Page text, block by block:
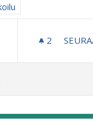
aihepiirin mukaan:
2 2